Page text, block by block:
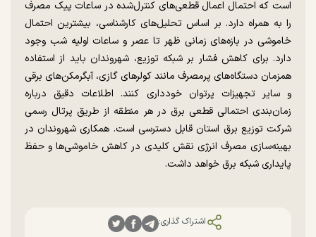
است که احتمال اعمال قطعی‌های کنترل‌شده در ساعات پیک مصرف
را به همراه دارد. بر اساس تحلیل‌های کارشناسی، بیشترین احتمال
خاموشی در بازه‌های زمانی ظهر تا عصر و ساعات اولیه شب وجود
دارد. برای کاهش فشار بر شبکه توزیع، شهروندان باید از استفاده
همزمان دستگاه‌های پرمصرف مانند کولرهای گازی، آبگرمکن‌های برقی
و سایر تجهیزات پرتوان خودداری کنند. اطلاعات دقیق درباره
زمان‌بندی احتمالی قطعی برق در هر منطقه از طریق پرتال رسمی
شرکت توزیع برق استان قابل دسترسی است. همکاری شهروندان در
بهینه‌سازی مصرف انرژی نقش کلیدی در کاهش خاموشی‌ها و حفظ
پایداری شبکه برق خواهد داشت.
اشتراک گذاری: